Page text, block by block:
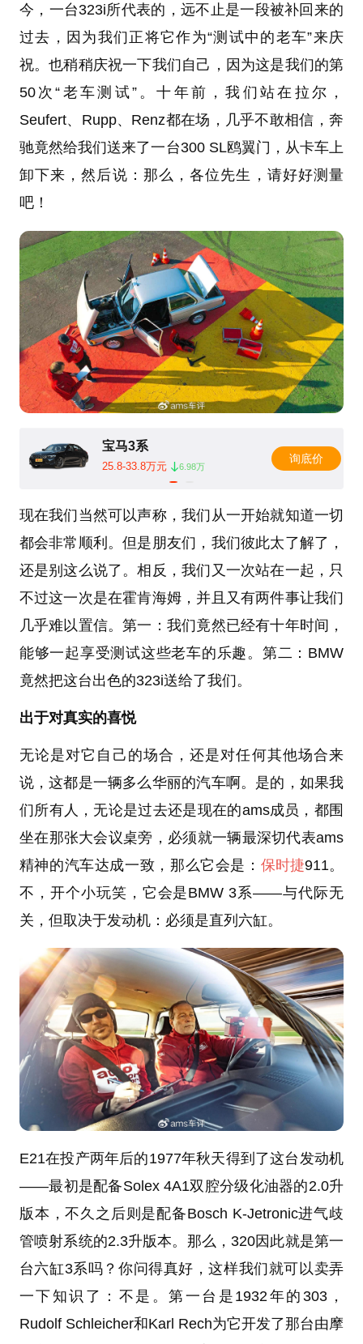
今，一台323i所代表的，远不止是一段被补回来的
过去，因为我们正将它作为“测试中的老车”来庆
祝。也稍稍庆祝一下我们自己，因为这是我们的第
50次“老车测试”。十年前，我们站在拉尔，
Seufert、Rupp、Renz都在场，几乎不敢相信，奔
驰竟然给我们送来了一台300 SL鸥翼门，从卡车上
卸下来，然后说：那么，各位先生，请好好测量
吧！
宝马3系
25.8-33.8万元 6.98万
询底价
现在我们当然可以声称，我们从一开始就知道一切
都会非常顺利。但是朋友们，我们彼此太了解了，
还是别这么说了。相反，我们又一次站在一起，只
不过这一次是在霍肯海姆，并且又有两件事让我们
几乎难以置信。第一：我们竟然已经有十年时间，
能够一起享受测试这些老车的乐趣。第二：BMW
竟然把这台出色的323i送给了我们。
出于对真实的喜悦
无论是对它自己的场合，还是对任何其他场合来
说，这都是一辆多么华丽的汽车啊。是的，如果我
们所有人，无论是过去还是现在的ams成员，都围
坐在那张大会议桌旁，必须就一辆最深切代表ams
精神的汽车达成一致，那么它会是： 保时捷911。
不，开个小玩笑，它会是BMW 3系——与代际无
关，但取决于发动机：必须是直列六缸。
E21在投产两年后的1977年秋天得到了这台发动机
——最初是配备Solex 4A1双腔分级化油器的2.0升
版本，不久之后则是配备Bosch K-Jetronic进气歧
管喷射系统的2.3升版本。那么，320因此就是第一
台六缸3系吗？你问得真好，这样我们就可以卖弄
一下知识了：不是。第一台是1932年的303，
Rudolf Schleicher和Karl Rech为它开发了那台由摩